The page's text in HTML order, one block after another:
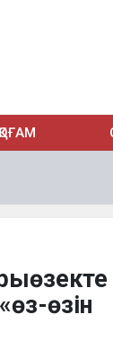
ҚОҒАМ
өзін